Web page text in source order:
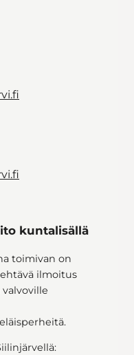
kuntalisällä
toimivan on
ilmoitus